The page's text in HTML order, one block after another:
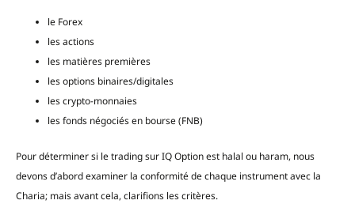
le Forex
les actions
les matières premières
les options binaires/digitales
les crypto-monnaies
les fonds négociés en bourse (FNB)
Pour déterminer si le trading sur IQ Option est halal ou haram, nous
devons d’abord examiner la conformité de chaque instrument avec la
Charia; mais avant cela, clarifions les critères.